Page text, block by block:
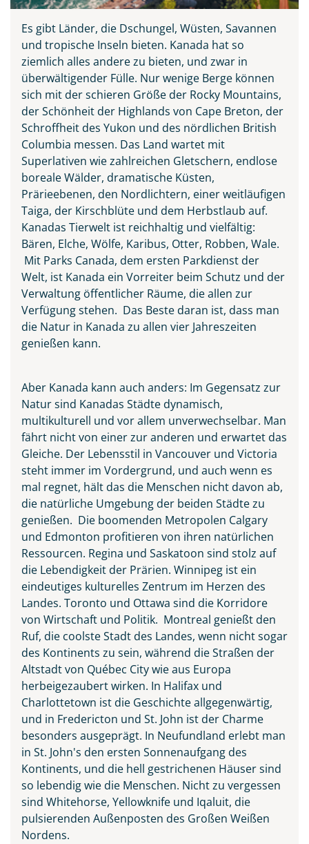
Ingonish Beach separated
between the Sea and the City,
Cape Breton Island
© Pugalenthi - stock.adobe.com
Es gibt Länder, die Dschungel, Wüsten, Savannen
und tropische Inseln bieten. Kanada hat so
ziemlich alles andere zu bieten, und zwar in
überwältigender Fülle. Nur wenige Berge können
sich mit der schieren Größe der Rocky Mountains,
der Schönheit der Highlands von Cape Breton, der
Schroffheit des Yukon und des nördlichen British
Columbia messen. Das Land wartet mit
Superlativen wie zahlreichen Gletschern, endlose
boreale Wälder, dramatische Küsten,
Prärieebenen, den Nordlichtern, einer weitläufigen
Taiga, der Kirschblüte und dem Herbstlaub auf.
Kanadas Tierwelt ist reichhaltig und vielfältig:
Bären, Elche, Wölfe, Karibus, Otter, Robben, Wale.
Mit Parks Canada, dem ersten Parkdienst der
Welt, ist Kanada ein Vorreiter beim Schutz und der
Verwaltung öffentlicher Räume, die allen zur
Verfügung stehen. Das Beste daran ist, dass man
die Natur in Kanada zu allen vier Jahreszeiten
genießen kann.
Aber Kanada kann auch anders: Im Gegensatz zur
Natur sind Kanadas Städte dynamisch,
multikulturell und vor allem unverwechselbar. Man
fährt nicht von einer zur anderen und erwartet das
Gleiche. Der Lebensstil in Vancouver und Victoria
steht immer im Vordergrund, und auch wenn es
mal regnet, hält das die Menschen nicht davon ab,
die natürliche Umgebung der beiden Städte zu
genießen. Die boomenden Metropolen Calgary
und Edmonton profitieren von ihren natürlichen
Ressourcen. Regina und Saskatoon sind stolz auf
die Lebendigkeit der Prärien. Winnipeg ist ein
eindeutiges kulturelles Zentrum im Herzen des
Landes. Toronto und Ottawa sind die Korridore
von Wirtschaft und Politik. Montreal genießt den
Ruf, die coolste Stadt des Landes, wenn nicht sogar
des Kontinents zu sein, während die Straßen der
Altstadt von Québec City wie aus Europa
herbeigezaubert wirken. In Halifax und
Charlottetown ist die Geschichte allgegenwärtig,
und in Fredericton und St. John ist der Charme
besonders ausgeprägt. In Neufundland erlebt man
in St. John's den ersten Sonnenaufgang des
Kontinents, und die hell gestrichenen Häuser sind
so lebendig wie die Menschen. Nicht zu vergessen
sind Whitehorse, Yellowknife und Iqaluit, die
pulsierenden Außenposten des Großen Weißen
Nordens.